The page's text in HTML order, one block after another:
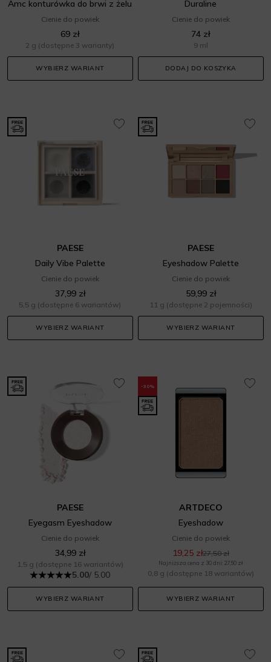
Amc konturówka do brwi z żelu
Cienie do powiek
69 zł
2 g (dostępne 3 warianty)
WYBIERZ WARIANT
Duraline
Cienie do powiek
74 zł
9 ml
DODAJ DO KOSZYKA
PAESE
Daily Vibe Palette
Cienie do powiek
37,99 zł
5,5 g (dostępne 6 wariantów)
WYBIERZ WARIANT
PAESE
Eyeshadow Palette
Cienie do powiek
59,99 zł
11 g (dostępne 2 pojemności)
WYBIERZ WARIANT
PAESE
Eyegasm Eyeshadow
Cienie do powiek
34,99 zł
1,5 g (dostępne 16 wariantów)
5.00/ 5.00
WYBIERZ WARIANT
-30%
ARTDECO
Eyeshadow
Cienie do powiek
19,25 zł27,50 zł
Najniższa cena z 30 dni: 27,50 zł
0,8 g (dostępne 18 wariantów)
WYBIERZ WARIANT